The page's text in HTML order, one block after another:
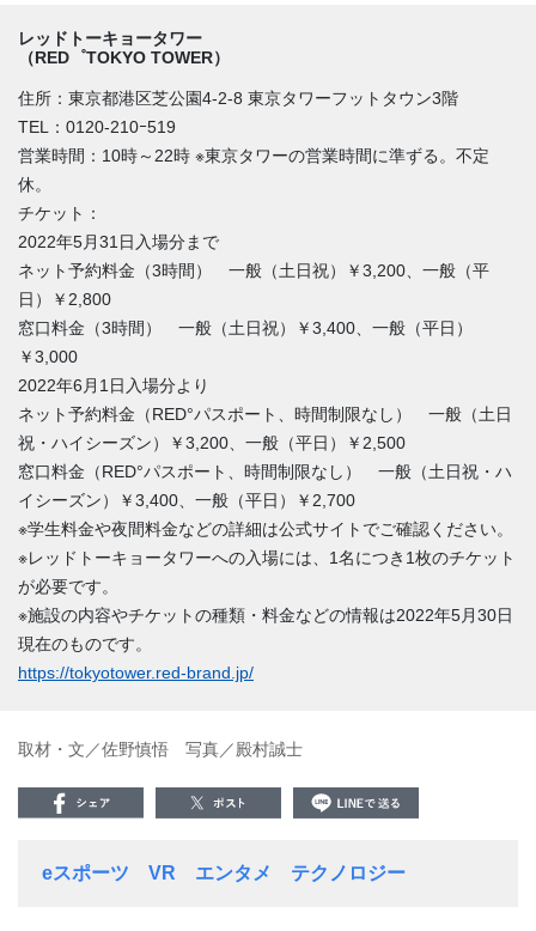
レッドトーキョータワー
（RED゜TOKYO TOWER）
住所：東京都港区芝公園4-2-8 東京タワーフットタウン3階
TEL：0120-210ｰ519
営業時間：10時～22時 ※東京タワーの営業時間に準ずる。不定
休。
チケット：
2022年5月31日入場分まで
ネット予約料金（3時間） 一般（土日祝）￥3,200、一般（平
日）￥2,800
窓口料金（3時間） 一般（土日祝）￥3,400、一般（平日）
￥3,000
2022年6月1日入場分より
ネット予約料金（RED°パスポート、時間制限なし） 一般（土日
祝・ハイシーズン）￥3,200、一般（平日）￥2,500
窓口料金（RED°パスポート、時間制限なし） 一般（土日祝・ハ
イシーズン）￥3,400、一般（平日）￥2,700
※学生料金や夜間料金などの詳細は公式サイトでご確認ください。
※レッドトーキョータワーへの入場には、1名につき1枚のチケット
が必要です。
※施設の内容やチケットの種類・料金などの情報は2022年5月30日
現在のものです。
https://tokyotower.red-brand.jp/
取材・文／佐野慎悟 写真／殿村誠士
eスポーツ VR エンタメ テクノロジー